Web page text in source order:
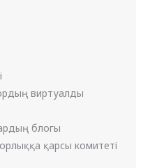
виртуалды
блогы
қарсы комитеті